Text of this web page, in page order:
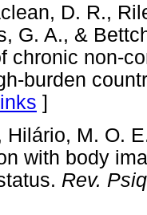
D. R.,
G. A., &
chronic non-
burden
]
Hilário, M. O.
with body
Rev.